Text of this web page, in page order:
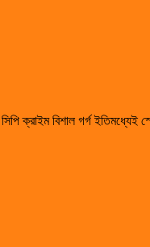
ক্রাইম বিশাল গর্গ ইতিমধ্যেই